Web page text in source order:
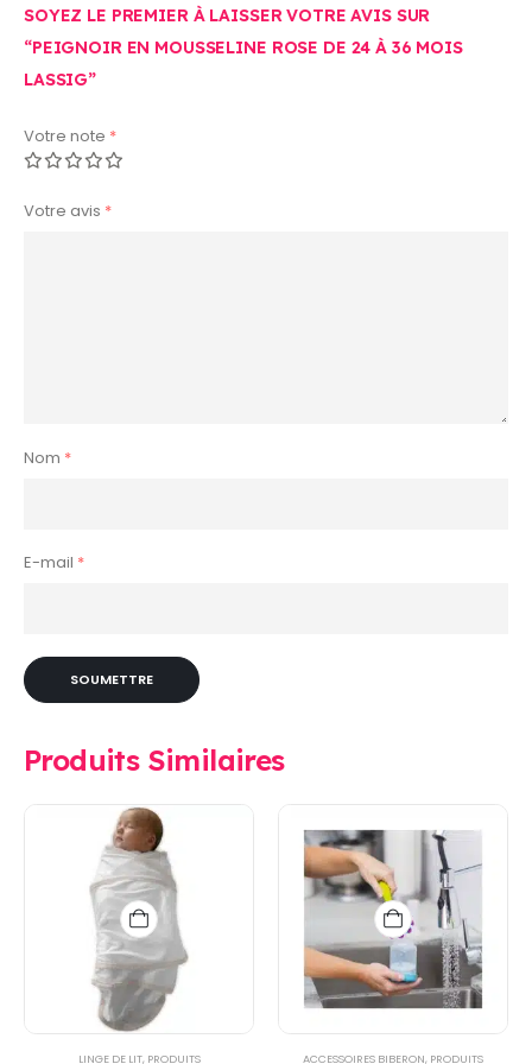
SOYEZ LE PREMIER À LAISSER VOTRE AVIS SUR
“PEIGNOIR EN MOUSSELINE ROSE DE 24 À 36 MOIS
LASSIG”
Votre note *
Votre avis *
Nom *
E-mail *
Produits Similaires
LINGE DE LIT, PRODUITS ACCESSOIRES BIBERON, PRODUITS